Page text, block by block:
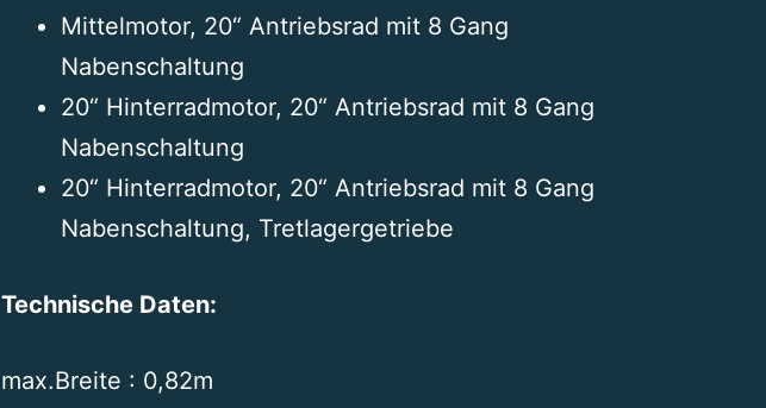
Mittelmotor, 20“ Antriebsrad mit 8 Gang
Nabenschaltung
20“ Hinterradmotor, 20“ Antriebsrad mit 8 Gang
Nabenschaltung
20“ Hinterradmotor, 20“ Antriebsrad mit 8 Gang
Nabenschaltung, Tretlagergetriebe
Technische Daten:
max.Breite : 0,82m